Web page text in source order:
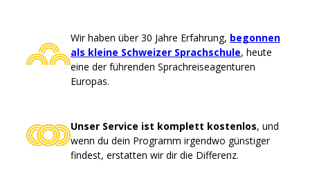
Wir haben über 30 Jahre Erfahrung, begonnen
als kleine Schweizer Sprachschule, heute
eine der führenden Sprachreiseagenturen
Europas.
Unser Service ist komplett kostenlos, und
wenn du dein Programm irgendwo günstiger
findest, erstatten wir dir die Differenz.